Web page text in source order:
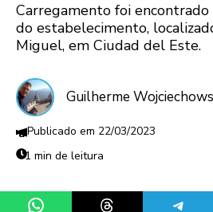
Carregamento foi
do estabelecimento,
Miguel, em Ciudad del Este.
Guilherme
22/03/2023
1 min de leitura
Share on WhatsAppShare on Threads